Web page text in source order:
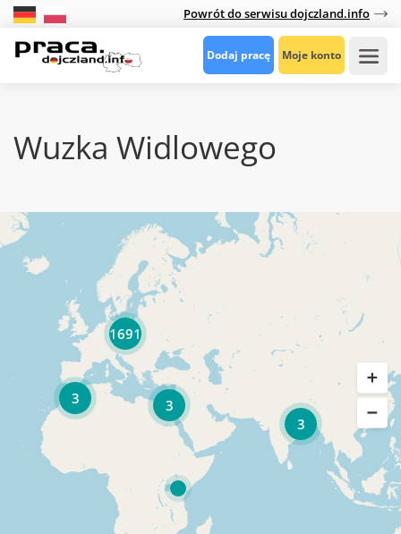
Powrót do serwisu dojczland.info
Dodaj pracę Moje konto
Wuzka Widlowego
3
3
3
1691